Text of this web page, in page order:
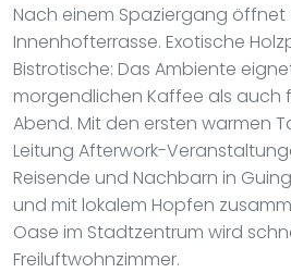
Nach einem Spaziergang öffnet
Innenhofterrasse. Exotische
Bistrotische: Das Ambiente
morgendlichen Kaffee als auch
Abend. Mit den ersten warmen
Leitung Afterwork-
Reisende und Nachbarn in
und mit lokalem Hopfen
Oase im Stadtzentrum wird
Freiluftwohnzimmer.